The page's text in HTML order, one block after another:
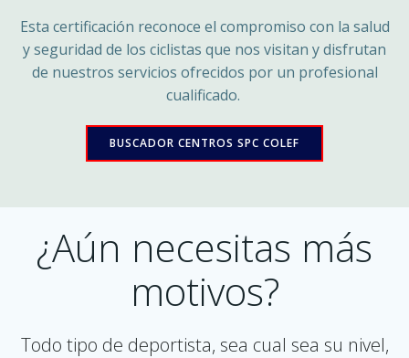
Esta certificación reconoce el compromiso con la salud
y seguridad de los ciclistas que nos visitan y disfrutan
de nuestros servicios ofrecidos por un profesional
cualificado.
BUSCADOR CENTROS SPC COLEF
¿Aún necesitas más
motivos?
Todo tipo de deportista, sea cual sea su nivel,